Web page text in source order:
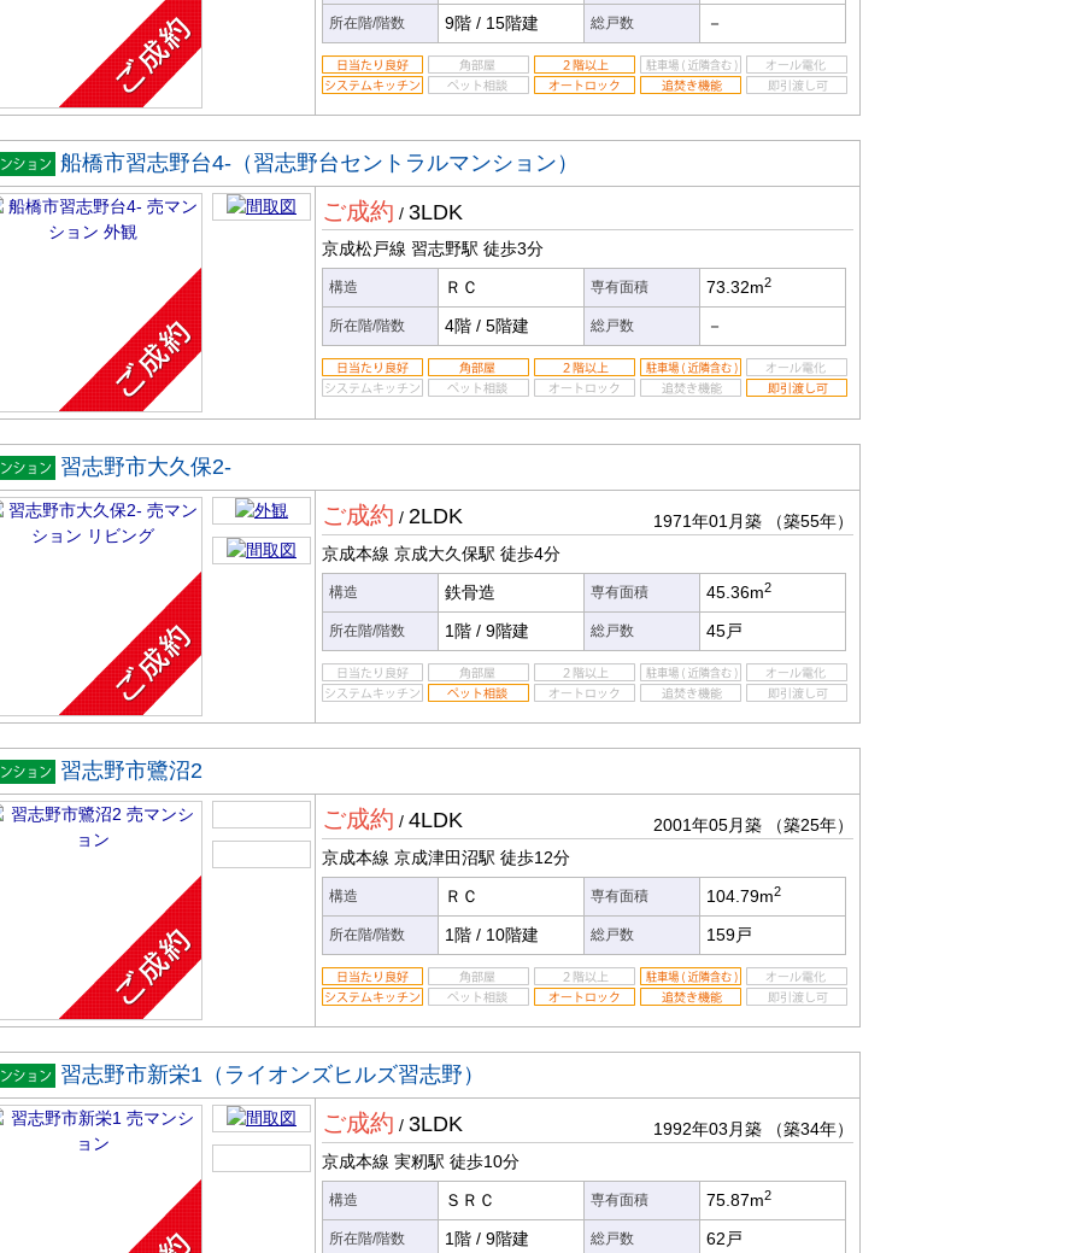
所在階/階数 9階 / 15階建 総戸数 －
ンシ
船橋市習志野台4-（習志野台セントラルマンション）
ご成約 / 3LDK
京成松戸線 習志野駅 徒歩3分
構造 ＲＣ 専有面積 73.32m2
所在階/階数 4階 / 5階建 総戸数 －
ンシ
習志野市大久保2-
ご成約 / 2LDK 1971年01月築
（築55年）
京成本線 京成大久保駅 徒歩4分
構造 鉄骨造 専有面積 45.36m2
所在階/階数 1階 / 9階建 総戸数 45戸
ンシ
習志野市鷺沼2
ご成約 / 4LDK 2001年05月築
（築25年）
京成本線 京成津田沼駅 徒歩12分
構造 ＲＣ 専有面積 104.79m2
所在階/階数 1階 / 10階建 総戸数 159戸
ンシ
習志野市新栄1（ライオンズヒルズ習志野）
ご成約 / 3LDK 1992年03月築
（築34年）
京成本線 実籾駅 徒歩10分
構造 ＳＲＣ 専有面積 75.87m2
所在階/階数 1階 / 9階建 総戸数 62戸